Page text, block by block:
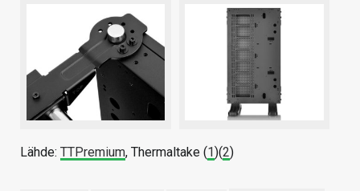
Lähde: TTPremium, Thermaltake (1)(2)